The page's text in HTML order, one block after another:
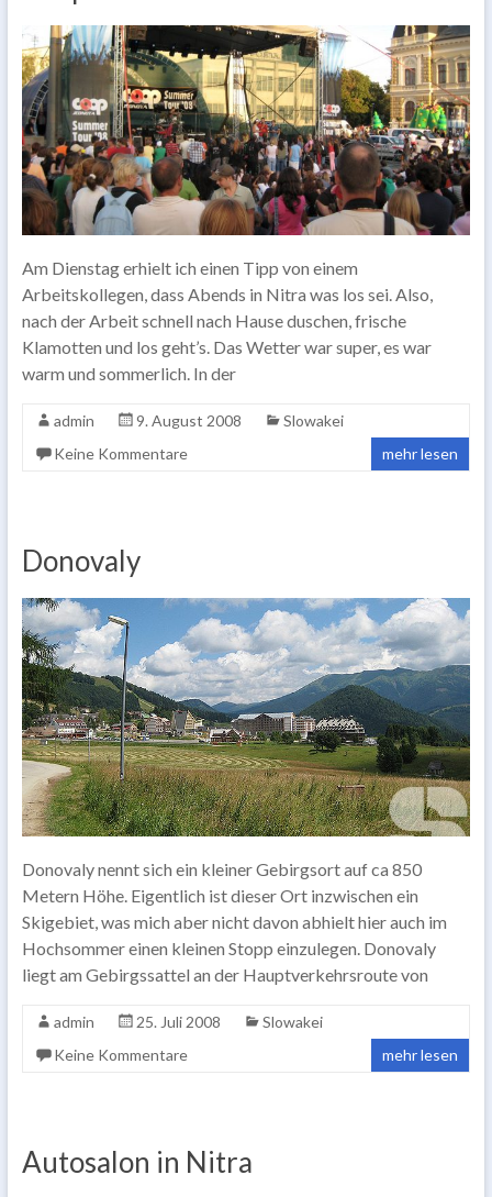
Am Dienstag erhielt ich einen Tipp von einem
Arbeitskollegen, dass Abends in Nitra was los sei. Also,
nach der Arbeit schnell nach Hause duschen, frische
Klamotten und los geht’s. Das Wetter war super, es war
warm und sommerlich. In der
admin 9. August 2008
Slowakei
Keine Kommentare
mehr lesen
Donovaly
Donovaly nennt sich ein kleiner Gebirgsort auf ca 850
Metern Höhe. Eigentlich ist dieser Ort inzwischen ein
Skigebiet, was mich aber nicht davon abhielt hier auch im
Hochsommer einen kleinen Stopp einzulegen. Donovaly
liegt am Gebirgssattel an der Hauptverkehrsroute von
admin 25. Juli 2008
Slowakei
Keine Kommentare
mehr lesen
Autosalon in Nitra